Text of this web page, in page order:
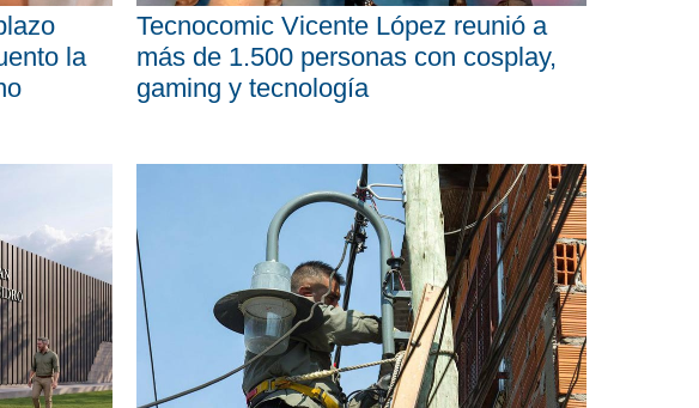
la
Tecnocomic Vicente López reunió a
más de 1.500 personas con cosplay,
gaming y tecnología